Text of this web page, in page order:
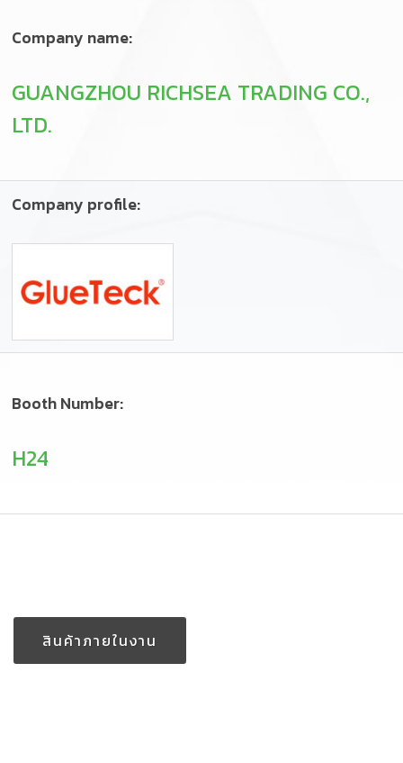
Company name:
GUANGZHOU RICHSEA TRADING CO.,
LTD.
Company profile:
Booth Number:
H24
สินค้าภายในงาน